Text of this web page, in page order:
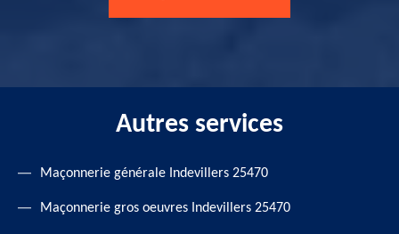
Autres services
Maçonnerie générale Indevillers 25470
Maçonnerie gros oeuvres Indevillers 25470